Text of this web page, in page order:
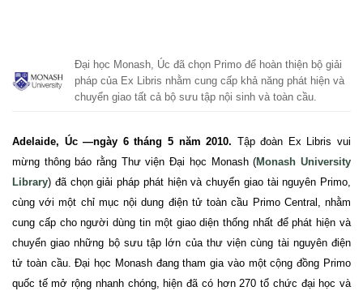
Đại học Monash, Úc đã chọn Primo để hoàn thiện bộ giải
pháp của Ex Libris nhằm cung cấp khả năng phát hiện và
chuyển giao tất cả bộ sưu tập nội sinh và toàn cầu.
Adelaide, Úc —ngày 6 tháng 5 năm 2010. Tập đoàn Ex Libris vui
mừng thông báo rằng Thư viện Đại học Monash (Monash University
Library) đã chọn giải pháp phát hiện và chuyển giao tài nguyên Primo,
cùng với một chỉ mục nội dung điện tử toàn cầu Primo Central, nhằm
cung cấp cho người dùng tin một giao diện thống nhất để phát hiện và
chuyển giao những bộ sưu tập lớn của thư viện cùng tài nguyên điện
tử toàn cầu. Đại học Monash đang tham gia vào một cộng đồng Primo
quốc tế mở rộng nhanh chóng, hiện đã có hơn 270 tổ chức đại học và